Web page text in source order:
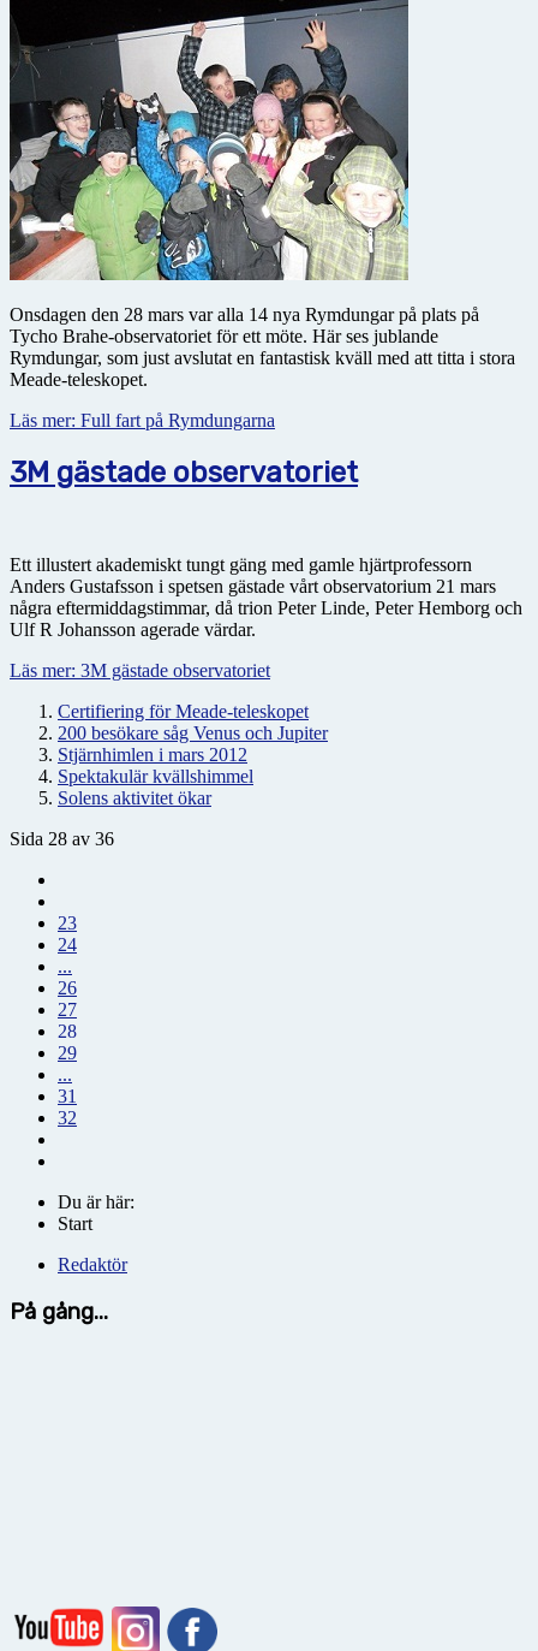
Onsdagen den 28 mars var alla 14 nya Rymdungar på plats på
Tycho Brahe-observatoriet för ett möte. Här ses jublande
Rymdungar, som just avslutat en fantastisk kväll med att titta i stora
Meade-teleskopet.
Läs mer: Full fart på Rymdungarna
3M gästade observatoriet
Ett illustert akademiskt tungt gäng med gamle hjärtprofessorn
Anders Gustafsson i spetsen gästade vårt observatorium 21 mars
några eftermiddagstimmar, då trion Peter Linde, Peter Hemborg och
Ulf R Johansson agerade värdar.
Läs mer: 3M gästade observatoriet
Certifiering för Meade-teleskopet
200 besökare såg Venus och Jupiter
Stjärnhimlen i mars 2012
Spektakulär kvällshimmel
Solens aktivitet ökar
Sida 28 av 36
23
24
...
26
27
28
29
...
31
32
Du är här:
Start
Redaktör
På gång...